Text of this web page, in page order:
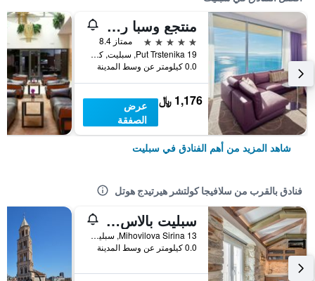
منتجع وسبا راديسون بلو
5 نجوم
ممتاز 8.4
Put Trstenika 19, سبليت, كرواتيا
0.0 كيلومتر عن وسط المدينة
1,176 ﷼
عرض
الصفقة
شاهد المزيد من أهم الفنادق في سبليت
فنادق بالقرب من سلافيجا كولتشر هيرتيدج هوتل
سبليت بالاس لاكشري ريتريت
Mihovilova Sirina 13, سبليت, كرواتيا
0.0 كيلومتر عن وسط المدينة